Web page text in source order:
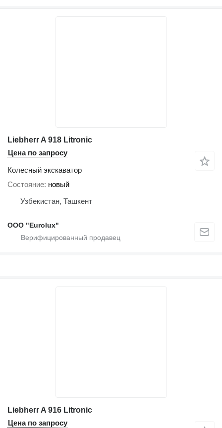
Liebherr A 918 Litronic
Цена по запросу
Колесный экскаватор
Состояние новый
Узбекистан, Ташкент
ООО "Eurolux"
Liebherr A 916 Litronic
Цена по запросу